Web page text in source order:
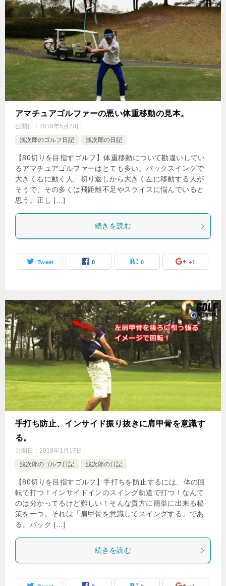
アマチュアゴルファーの悪い体重移動の見本。
公開日： 2018年5月20日
浅次郎のゴルフ日記
浅次郎の日記
【80切りを目指すゴルフ】体重移動について勘違いしてい
るアマチュアゴルファーはとても多い。バックスイングで
大きく右に動く人、切り返しから大きく左に移動する人が
そうで、その多くは飛距離不足やスライスに悩んでいると
思う。正し […]
続きを読む
Tweet 0 0 +1
手打ち防止、インサイド振り抜きに肩甲骨を意識す
る。
公開日： 2018年1月17日
浅次郎のゴルフ日記
浅次郎の日記
【80切りを目指すゴルフ】手打ちを防止するには、体の回
転で打つ！インサイドインのスイング軌道で打つ！なんて
のは分かってるけど難しい！そんな貴方に簡単に出来る秘
策を一つ。それは「肩甲骨を意識してスイングする」であ
る。バック […]
続きを読む